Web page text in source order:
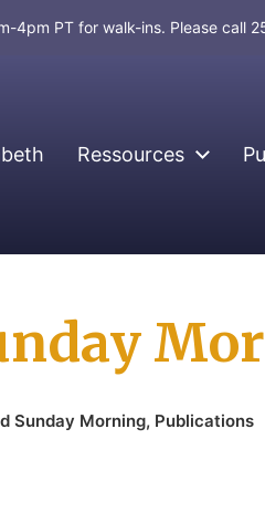
4pm PT for walk-ins. Please call
Ressources
Sunday Morning, Publications